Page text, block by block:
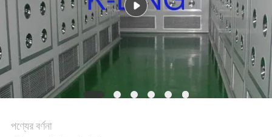
গোপনীয়তা
নীতি
পণ্যের বর্ণনা